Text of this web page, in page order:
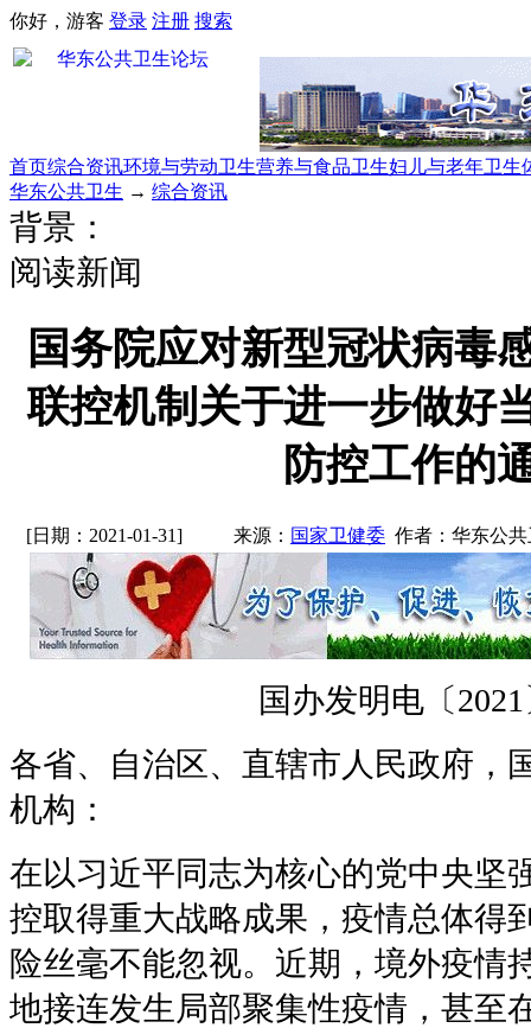
你好，游客 登录 注册 搜索
首页综合资讯环境与劳动卫生营养与食品卫生妇儿与老年卫生
华东公共卫生 → 综合资讯
背景：
阅读新闻
国务院应对新型冠状病毒
联控机制关于进一步做好
防控工作的
[日期：2021-01-31] 来源： 国家卫健委 作者：华东公
国办发明电〔
各省、自治区、直辖市人民政府，
机构：
在以习近平同志为核心的党中央坚
控取得重大战略成果，疫情总体得
险丝毫不能忽视。近期，境外疫情
地接连发生局部聚集性疫情，甚至